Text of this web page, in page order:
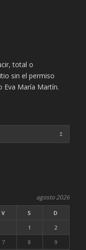
total o
sin el permiso
Eva María Martín.
agosto 2026
V S
D
1
2
7 8
9